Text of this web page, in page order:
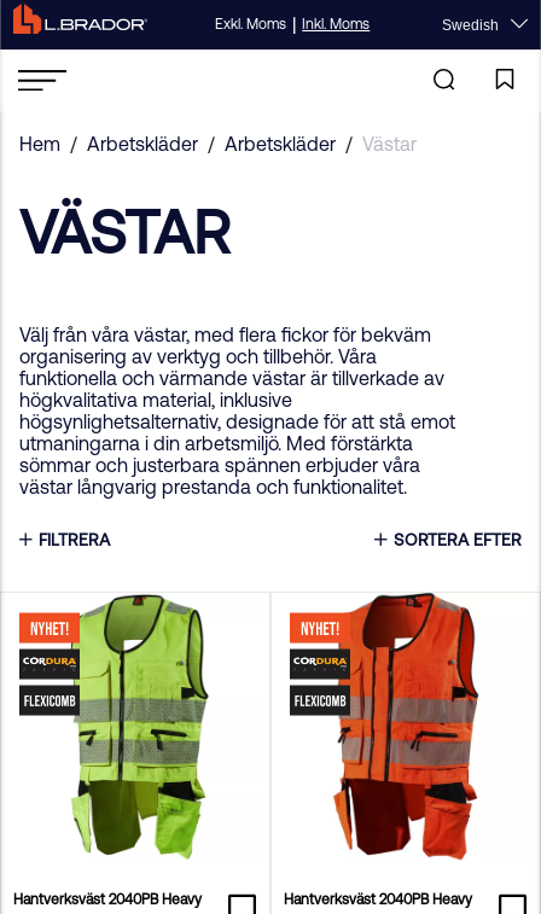
Exkl. Moms | Inkl. Moms Swedish
Hem / Arbetskläder / Arbetskläder / Västar
VÄSTAR
Välj från våra västar, med flera fickor för bekväm
organisering av verktyg och tillbehör. Våra
funktionella och värmande västar är tillverkade av
högkvalitativa material, inklusive
högsynlighetsalternativ, designade för att stå emot
utmaningarna i din arbetsmiljö. Med förstärkta
sömmar och justerbara spännen erbjuder våra
västar långvarig prestanda och funktionalitet.
FILTRERA SORTERA EFTER
Hantverksväst 2040PB Heavy Hantverksväst 2040PB Heavy